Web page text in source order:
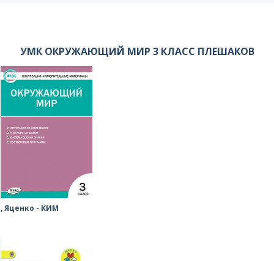
УМК ОКРУЖАЮЩИЙ МИР 3 КЛАСС ПЛЕШАКОВ
, Яценко - КИМ